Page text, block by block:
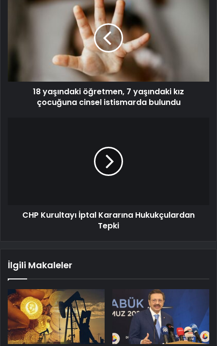
18 yaşındaki öğretmen, 7 yaşındaki kız
çocuğuna cinsel istismarda bulundu
CHP Kurultayı İptal Kararına Hukukçulardan
Tepki
İlgili Makaleler